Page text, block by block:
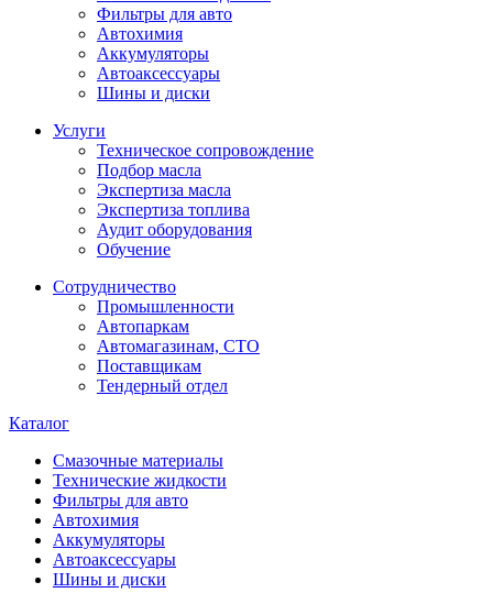
Фильтры для авто
Автохимия
Аккумуляторы
Автоаксессуары
Шины и диски
Услуги
Техническое сопровождение
Подбор масла
Экспертиза масла
Экспертиза топлива
Аудит оборудования
Обучение
Сотрудничество
Промышленности
Автопаркам
Автомагазинам, СТО
Поставщикам
Тендерный отдел
Каталог
Смазочные материалы
Технические жидкости
Фильтры для авто
Автохимия
Аккумуляторы
Автоаксессуары
Шины и диски